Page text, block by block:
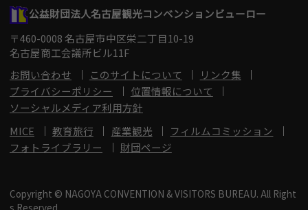
公益財団法人名古屋観光コンベンションビューロー
〒460-0008 名古屋市中区栄二丁目10-19
名古屋商工会議所ビル11F
お問い合わせ
このサイトについて
リンク集
プライバシーポリシー
位置情報について
ソーシャルメディア利用方針
MICE
教育旅行 産業観光
フィルムコミッション
フォトライブラリー
財団ページ
Copyright © NAGOYA CONVENTION & VISITORS BUREAU. All Right